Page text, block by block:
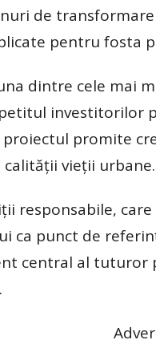
de
pentru fosta
dintre cele mai
investitorilor
promite
vieţii urbane.
responsabile,
ca punct de
central al tuturor